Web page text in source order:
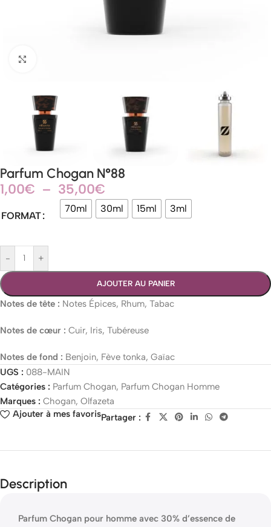
Parfum Chogan N°88
1,00€ – 35,00€
FORMAT
70ml 30ml 15ml 3ml
- +
AJOUTER AU PANIER
Notes de tête : Notes Épices, Rhum, Tabac
Notes de cœur : Cuir, Iris, Tubéreuse
Notes de fond : Benjoin, Fève tonka, Gaïac
UGS : 088-MAIN
Catégories : Parfum Chogan, Parfum Chogan Homme
Marques : Chogan, Olfazeta
Ajouter à mes favorisPartager :
Description
Parfum Chogan pour homme avec 30% d’essence de